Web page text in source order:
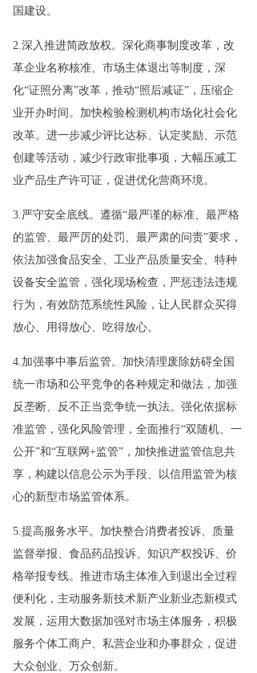
国建设。
2.深入推进简政放权。深化商事制度改革，改
革企业名称核准、市场主体退出等制度，深
化“证照分离”改革，推动“照后减证”，压缩企
业开办时间。加快检验检测机构市场化社会化
改革。进一步减少评比达标、认定奖励、示范
创建等活动，减少行政审批事项，大幅压减工
业产品生产许可证，促进优化营商环境。
3.严守安全底线。遵循“最严谨的标准、最严格
的监管、最严厉的处罚、最严肃的问责”要求，
依法加强食品安全、工业产品质量安全、特种
设备安全监管，强化现场检查，严惩违法违规
行为，有效防范系统性风险，让人民群众买得
放心、用得放心、吃得放心。
4.加强事中事后监管。加快清理废除妨碍全国
统一市场和公平竞争的各种规定和做法，加强
反垄断、反不正当竞争统一执法。强化依据标
准监管，强化风险管理，全面推行“双随机、一
公开”和“互联网+监管”，加快推进监管信息共
享，构建以信息公示为手段、以信用监管为核
心的新型市场监管体系。
5.提高服务水平。加快整合消费者投诉、质量
监督举报、食品药品投诉、知识产权投诉、价
格举报专线。推进市场主体准入到退出全过程
便利化，主动服务新技术新产业新业态新模式
发展，运用大数据加强对市场主体服务，积极
服务个体工商户、私营企业和办事群众，促进
大众创业、万众创新。